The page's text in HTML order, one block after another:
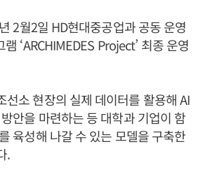
2월2일 HD현대중공업과 공동 운영
‘ARCHIMEDES Project’ 최종 운영
선소 현장의 실제 데이터를 활용해 AI
안을 마련하는 등 대학과 기업이 함
육성해 나갈 수 있는 모델을 구축한
.